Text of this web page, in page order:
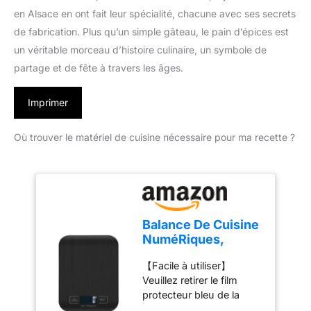
en Alsace en ont fait leur spécialité, chacune avec ses secrets
de fabrication. Plus qu’un simple gâteau, le pain d’épices est
un véritable morceau d’histoire culinaire, un symbole de
partage et de fête à travers les âges.
Imprimer
Où trouver le matériel de cuisine nécessaire pour ma recette ?
Balance De Cuisine
NuméRiques,
NuméRiques
Professionnelles 10
kg - Mesure
【Facile à utiliser】
Veuillez retirer le film
protecteur bleu de la